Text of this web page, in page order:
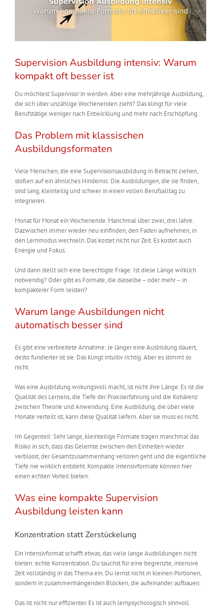
Supervision Ausbildung intensiv: Warum
kompakt oft besser ist
Du möchtestSupervisor:inwerden. Aber eine mehrjährige Ausbildung,
die sich über unzählige Wochenenden zieht? Das klingt für viele
Berufstätige weniger nach Entwicklung und mehr nach Erschöpfung.
Das Problem mit klassischen
Ausbildungsformaten
Viele Menschen, die eine Supervisionsausbildung in Betracht ziehen,
stoßen auf ein ähnliches Hindernis: Die Ausbildungen, die sie finden,
sind lang, kleinteilig und schwer in einen vollen Berufsalltag zu
integrieren.
Monat für Monat ein Wochenende. Manchmal über zwei, drei Jahre.
Dazwischen immer wieder neu einfinden, den Faden aufnehmen, in
den Lernmodus wechseln. Das kostet nicht nur Zeit. Es kostet auch
Energie und Fokus.
Und dann stellt sich eine berechtigte Frage: Ist diese Länge wirklich
notwendig? Oder gibt es Formate, die dasselbe – oder mehr – in
kompakterer Form leisten?
Warum lange Ausbildungen nicht
automatisch besser sind
Es gibt eine verbreitete Annahme: Je länger eine Ausbildung dauert,
desto fundierter ist sie. Das klingt intuitiv richtig. Aber es stimmt so
nicht.
Was eine Ausbildung wirkungsvoll macht, ist nicht ihre Länge. Es ist die
Qualität des Lernens, die Tiefe der Praxiserfahrung und die Kohärenz
zwischen Theorie und Anwendung. Eine Ausbildung, die über viele
Monate verteilt ist, kann diese Qualität liefern. Aber sie muss es nicht.
Im Gegenteil: Sehr lange, kleinteilige Formate tragen manchmal das
Risiko in sich, dass das Gelernte zwischen den Einheiten wieder
verblasst, der Gesamtzusammenhang verloren geht und die eigentliche
Tiefe nie wirklich entsteht. Kompakte Intensivformate können hier
einen echten Vorteil bieten.
Was eine kompakte Supervision
Ausbildung leisten kann
Konzentration statt Zerstückelung
Ein Intensivformat schafft etwas, das viele lange Ausbildungen nicht
bieten: echte Konzentration. Du tauchst für eine begrenzte, intensive
Zeit vollständig in das Thema ein. Du lernst nicht in kleinen Portionen,
sondern in zusammenhängenden Blöcken, die aufeinander aufbauen.
Das ist nicht nur effizienter. Es ist auch lernpsychologisch sinnvoll.